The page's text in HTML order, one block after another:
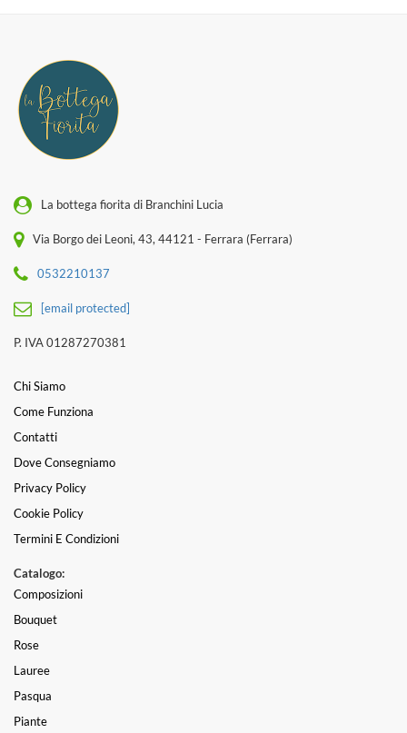
La bottega fiorita di Branchini Lucia
Via Borgo dei Leoni, 43, 44121 - Ferrara (Ferrara)
0532210137
[email protected]
P. IVA 01287270381
Chi Siamo
Come Funziona
Contatti
Dove Consegniamo
Privacy Policy
Cookie Policy
Termini E Condizioni
Catalogo:
Composizioni
Bouquet
Rose
Lauree
Pasqua
Piante